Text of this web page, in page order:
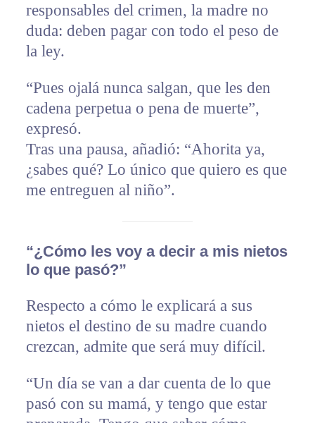
responsables del crimen, la madre no
duda: deben pagar con todo el peso de
la ley.
“Pues ojalá nunca salgan, que les den
cadena perpetua o pena de muerte”,
expresó.
Tras una pausa, añadió: “Ahorita ya,
¿sabes qué? Lo único que quiero es que
me entreguen al niño”.
“¿Cómo les voy a decir a mis nietos
lo que pasó?”
Respecto a cómo le explicará a sus
nietos el destino de su madre cuando
crezcan, admite que será muy difícil.
“Un día se van a dar cuenta de lo que
pasó con su mamá, y tengo que estar